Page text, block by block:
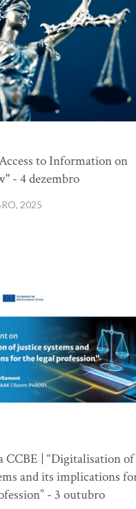
to Information on
- 4 dezembro
2025
CCBE | “Digitalisation of
and its implications
- 3 outubro